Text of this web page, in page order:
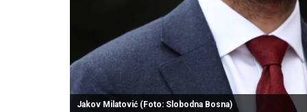
Jakov Milatović (Foto: Slobodna Bosna)